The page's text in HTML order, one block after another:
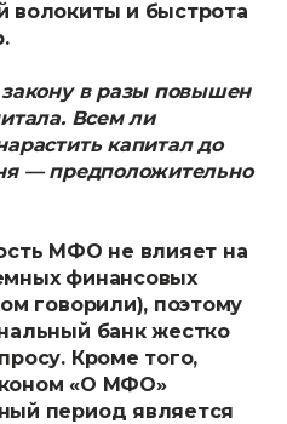
волокиты и быстрота
в разы повышен
Всем ли
капитал до
— предположительно
МФО не влияет на
финансовых
говорили), поэтому
банк жестко
Кроме того,
«О МФО»
период является